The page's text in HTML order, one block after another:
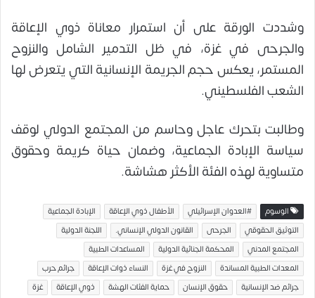
وشددت الورقة على أن استمرار معاناة ذوي الإعاقة
والجرحى في غزة، في ظل التدمير الشامل والنزوح
المستمر، يعكس حجم الجريمة الإنسانية التي يتعرض لها
الشعب الفلسطيني.
وطالبت بتحرك عاجل وحاسم من المجتمع الدولي لوقف
سياسة الإبادة الجماعية، وضمان حياة كريمة وحقوق
متساوية لهذه الفئة الأكثر هشاشة.
الوسوم #العدوان الإسرائيلي الأطفال ذوي الإعاقة
الإبادة الجماعية
التوثيق الحقوقي
الجرحى القانون الدولي الإنساني.
اللجنة الدولية
المجتمع المدني
المحكمة الجنائية الدولية
المساعدات الطبية
المعدات الطبية المساندة
النزوح في غزة النساء ذوات الإعاقة
جرائم حرب
جرائم ضد الإنسانية
حقوق الإنسان حماية الفئات الهشة ذوي الإعاقة غزة